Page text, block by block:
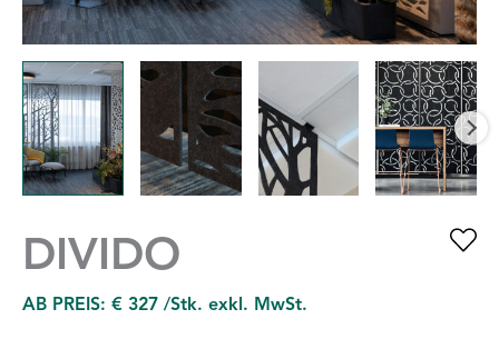
DIVIDO
AB PREIS: € 327 /Stk. exkl. MwSt.